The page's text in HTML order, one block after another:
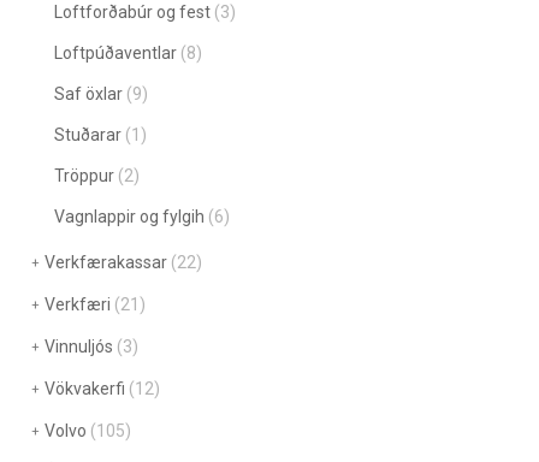
Loftforðabúr og fest (3)
Loftpúðaventlar (8)
Saf öxlar (9)
Stuðarar (1)
Tröppur (2)
Vagnlappir og fylgih (6)
Verkfærakassar (22)
Verkfæri (21)
Vinnuljós (3)
Vökvakerfi (12)
Volvo (105)